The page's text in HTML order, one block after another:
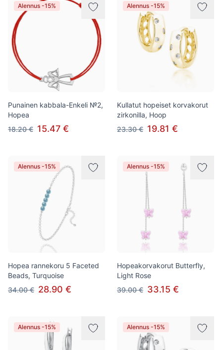
Alennus -15%
Punainen kabbala-Enkeli №2,
Hopea
18.20 € 15.47 €
Alennus -15%
Kullatut hopeiset korvakorut
zirkonilla, Hoop
23.30 € 19.81 €
Alennus -15%
Hopea rannekoru 5 Faceted
Beads, Turquoise
34.00 € 28.90 €
Alennus -15%
Hopeakorvakorut Butterfly,
Light Rose
39.00 € 33.15 €
Alennus -15% Alennus -15%